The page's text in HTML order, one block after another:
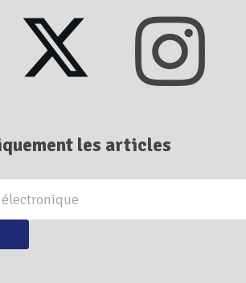
les articles